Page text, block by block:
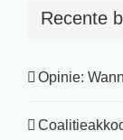
Recente
Opinie: